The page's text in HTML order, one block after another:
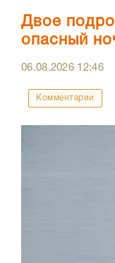
Двое
опасный
06.08.2026 12:46
Комментарии